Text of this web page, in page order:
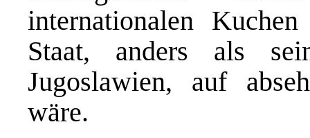
internationalen
Staat, anders als
Jugoslawien, auf
wäre.